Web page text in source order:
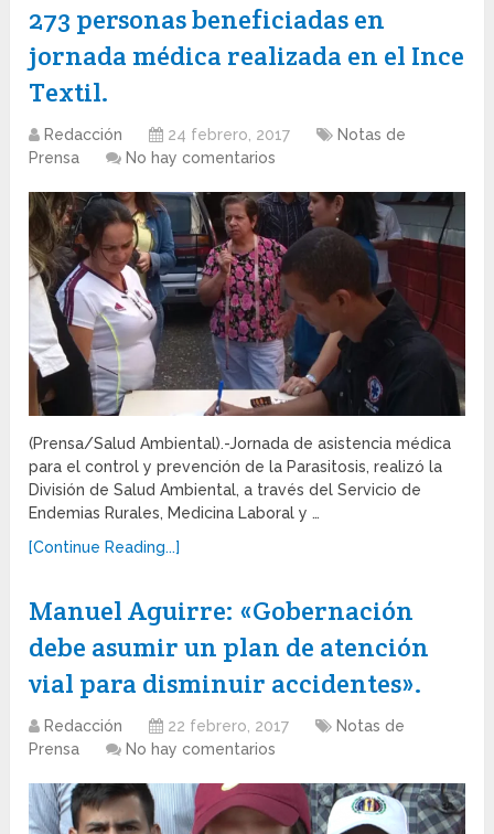
273 personas beneficiadas en
jornada médica realizada en el Ince
Textil.
Redacción 24 febrero, 2017
Notas de
Prensa
No hay comentarios
(Prensa/Salud Ambiental).-Jornada de asistencia médica
para el control y prevención de la Parasitosis, realizó la
División de Salud Ambiental, a través del Servicio de
Endemias Rurales, Medicina Laboral y …
[Continue Reading...]
Manuel Aguirre: «Gobernación
debe asumir un plan de atención
vial para disminuir accidentes».
Redacción 22 febrero, 2017
Notas de
Prensa
No hay comentarios